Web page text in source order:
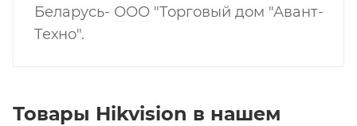
Беларусь- ООО "Торговый дом "Авант-
Техно".
Товары Hikvision в нашем